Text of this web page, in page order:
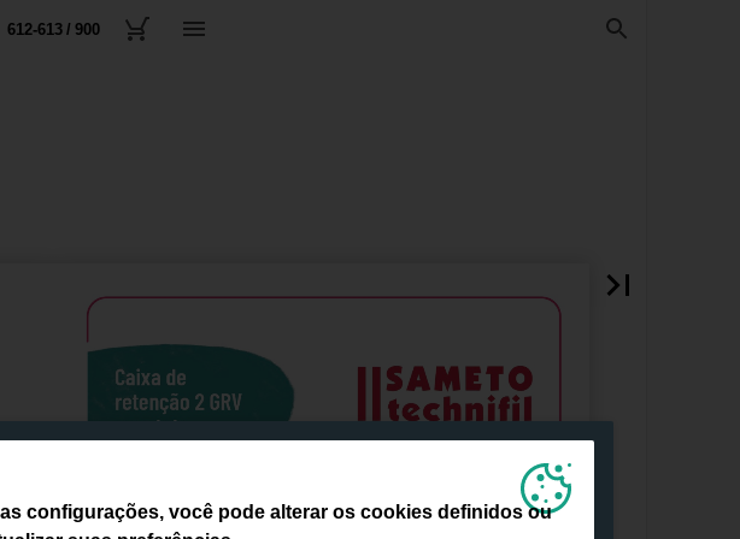
612-613 / 900
configurações, você pode alterar os cookies definidos ou